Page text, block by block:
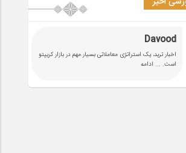
Davood
اخبار ترید، یک استراتژی معاملاتی بسیار مهم در بازار کریپتو
است. ... ادامه